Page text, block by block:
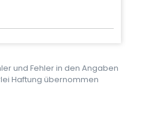
und Fehler in den Angaben
Haftung übernommen